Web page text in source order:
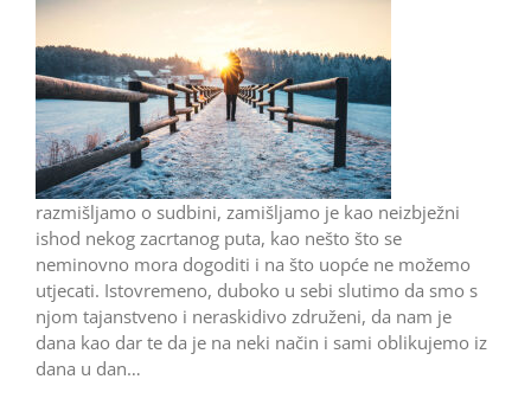
razmišljamo o sudbini, zamišljamo je kao neizbježni
ishod nekog zacrtanog puta, kao nešto što se
neminovno mora dogoditi i na što uopće ne možemo
utjecati. Istovremeno, duboko u sebi slutimo da smo s
njom tajanstveno i neraskidivo združeni, da nam je
dana kao dar te da je na neki način i sami oblikujemo iz
dana u dan…